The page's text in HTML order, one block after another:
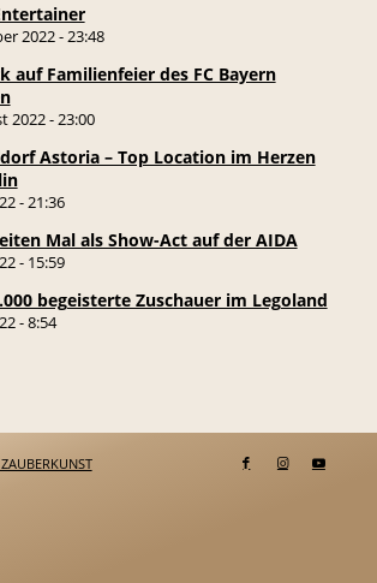
2022 - 23:48
auf Familienfeier des FC Bayern
2022 - 23:00
Astoria – Top Location im Herzen
- 21:36
Mal als Show-Act auf der AIDA
- 15:59
begeisterte Zuschauer im Legoland
- 8:54